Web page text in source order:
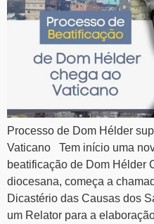
Processo de Dom Hélder
Vaticano Tem início uma
beatificação de Dom Hélder
diocesana, começa a
Dicastério das Causas dos
um Relator para a